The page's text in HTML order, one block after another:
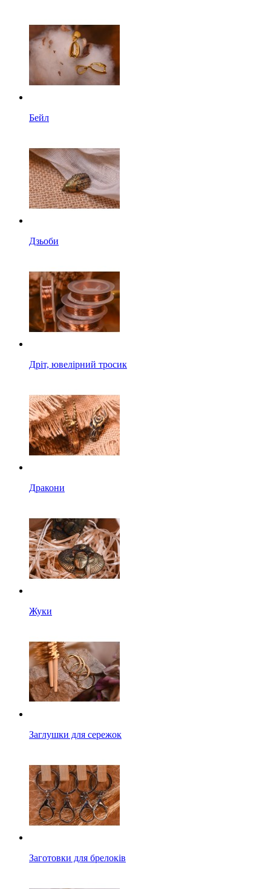
Бейл
Дзьоби
Дріт, ювелірний тросик
Дракони
Жуки
Заглушки для сережок
Заготовки для брелоків